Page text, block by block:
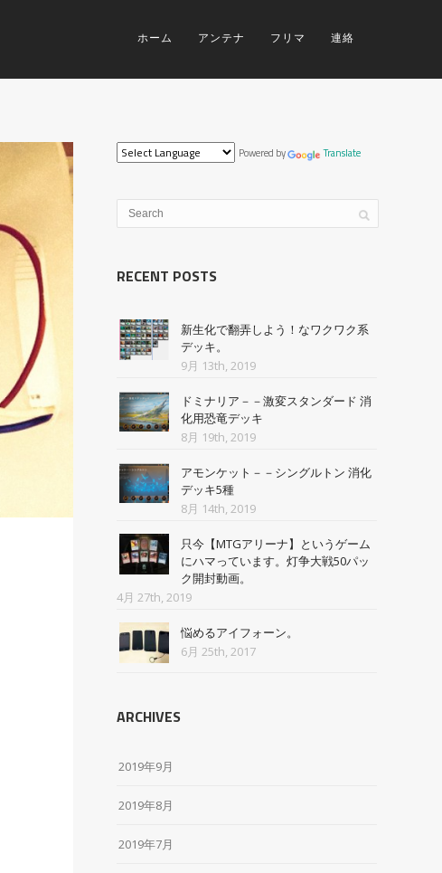
ホーム アンテナ フリマ 連絡
Powered by Translate
RECENT POSTS
新生化で翻弄しよう！なワクワク系
デッキ。
9月 13th, 2019
ドミナリア－－激変スタンダード 消
化用恐竜デッキ
8月 19th, 2019
アモンケット－－シングルトン 消化
デッキ5種
8月 14th, 2019
只今【MTGアリーナ】というゲーム
にハマっています。灯争大戦50パッ
ク開封動画。
4月 27th, 2019
悩めるアイフォーン。
6月 25th, 2017
ARCHIVES
2019年9月
2019年8月
2019年7月